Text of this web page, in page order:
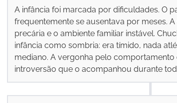
A infância foi marcada por dificuldades. O
frequentemente se ausentava por meses.
precária e o ambiente familiar instável.
infância como sombria: era tímido, nada
mediano. A vergonha pelo
introversão que o acompanhou durante